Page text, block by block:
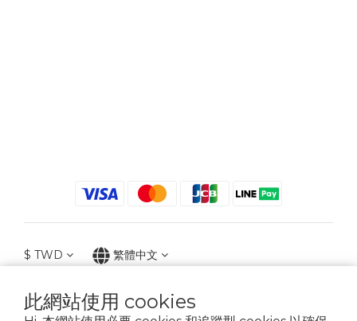
此網站使用 cookies
$ TWD 繁體中文